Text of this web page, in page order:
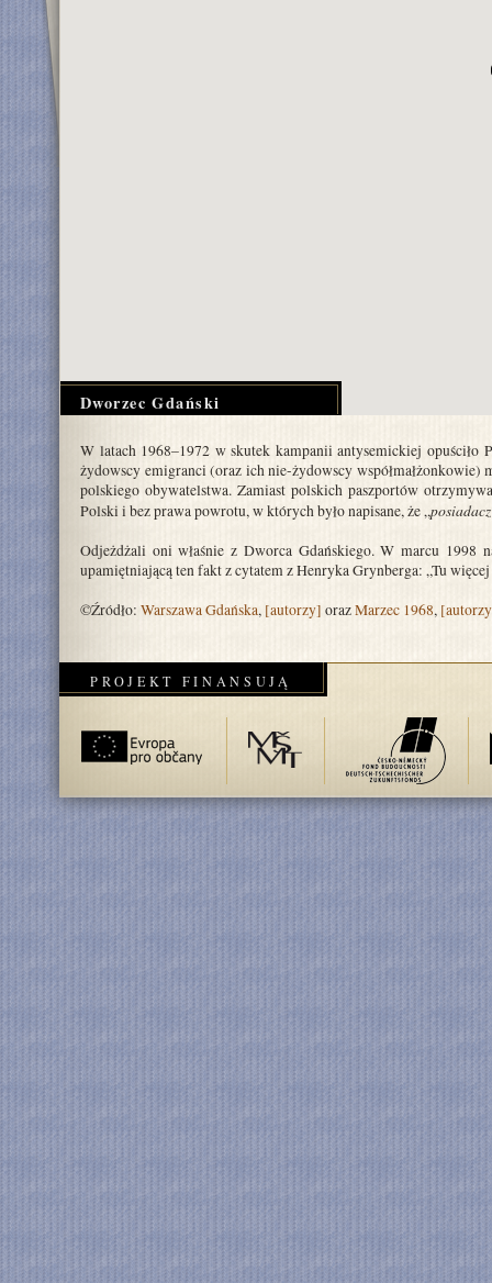
Dworzec Gdański
W latach 1968–1972 w skutek kampanii antysemickiej opuściło
żydowscy emigranci (oraz ich nie-żydowscy współmałżonkowie)
polskiego obywatelstwa. Zamiast polskich paszportów
Polski i bez prawa powrotu, w których było napisane, że „
Odjeżdżali oni właśnie z Dworca Gdańskiego. W marcu 1998
upamiętniającą ten fakt z cytatem z Henryka Grynberga: „Tu
©Źródło: Warszawa Gdańska, [autorzy] orazMarzec 1968,
PROJEKT FINANSUJĄ